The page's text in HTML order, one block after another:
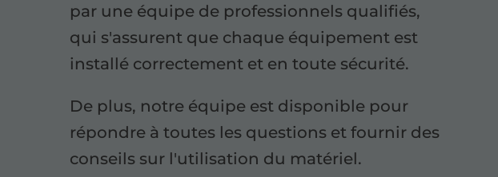
par une équipe de professionnels qualifiés,
qui s'assurent que chaque équipement est
installé correctement et en toute sécurité.
De plus, notre équipe est disponible pour
répondre à toutes les questions et fournir des
conseils sur l'utilisation du matériel.